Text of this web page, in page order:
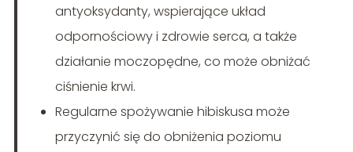
antyoksydanty, wspierające układ
odpornościowy i zdrowie serca, a także
działanie moczopędne, co może obniżać
ciśnienie krwi.
Regularne spożywanie hibiskusa może
przyczynić się do obniżenia poziomu